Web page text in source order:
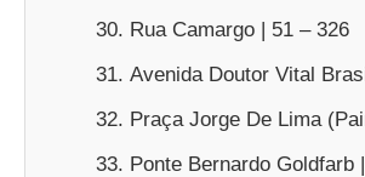
Rua Camargo | 51 – 326
Avenida Doutor Vital
Praça Jorge De Lima
Ponte Bernardo Goldfarb